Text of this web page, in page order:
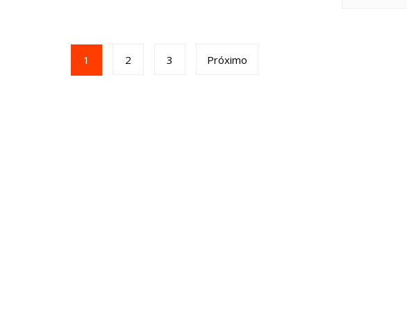
1 2 3 Próximo